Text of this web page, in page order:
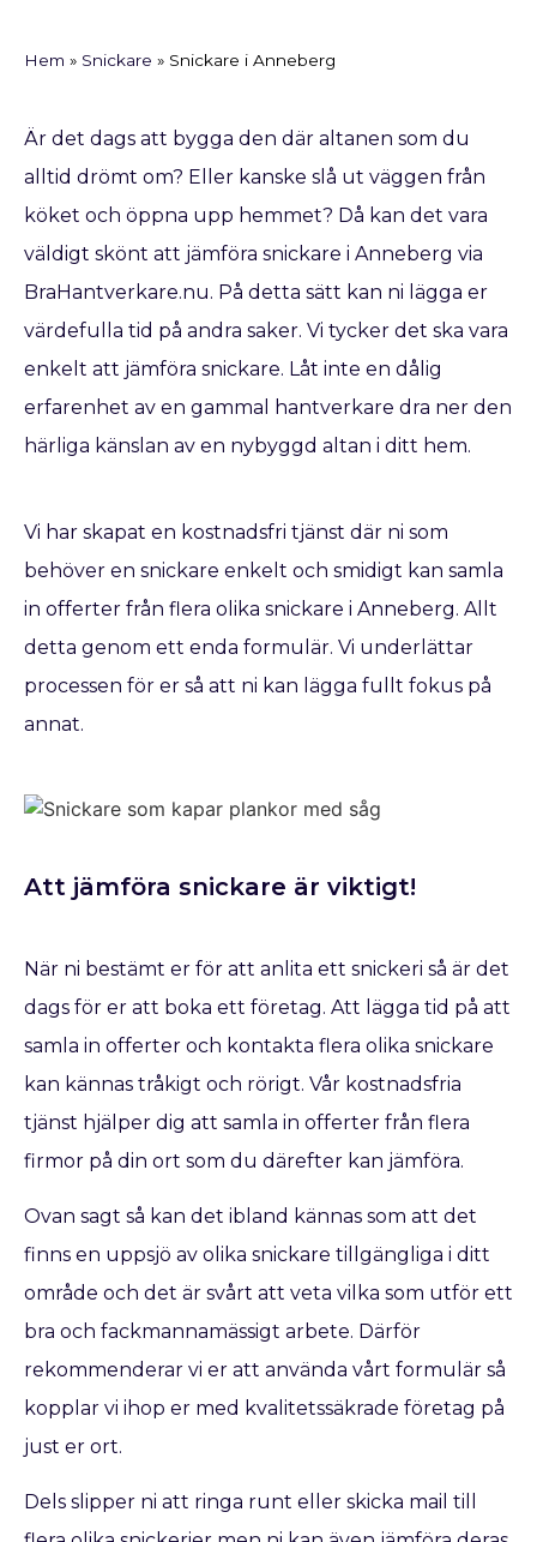
Hem » Snickare » Snickare i Anneberg
Är det dags att bygga den där altanen som du
alltid drömt om? Eller kanske slå ut väggen från
köket och öppna upp hemmet? Då kan det vara
väldigt skönt att jämföra snickare i Anneberg via
BraHantverkare.nu. På detta sätt kan ni lägga er
värdefulla tid på andra saker. Vi tycker det ska vara
enkelt att jämföra snickare. Låt inte en dålig
erfarenhet av en gammal hantverkare dra ner den
härliga känslan av en nybyggd altan i ditt hem.
Vi har skapat en kostnadsfri tjänst där ni som
behöver en snickare enkelt och smidigt kan samla
in offerter från flera olika snickare i Anneberg. Allt
detta genom ett enda formulär. Vi underlättar
processen för er så att ni kan lägga fullt fokus på
annat.
Att jämföra snickare är viktigt!
När ni bestämt er för att anlita ett snickeri så är det
dags för er att boka ett företag. Att lägga tid på att
samla in offerter och kontakta flera olika snickare
kan kännas tråkigt och rörigt. Vår kostnadsfria
tjänst hjälper dig att samla in offerter från flera
firmor på din ort som du därefter kan jämföra.
Ovan sagt så kan det ibland kännas som att det
finns en uppsjö av olika snickare tillgängliga i ditt
område och det är svårt att veta vilka som utför ett
bra och fackmannamässigt arbete. Därför
rekommenderar vi er att använda vårt formulär så
kopplar vi ihop er med kvalitetssäkrade företag på
just er ort.
Dels slipper ni att ringa runt eller skicka mail till